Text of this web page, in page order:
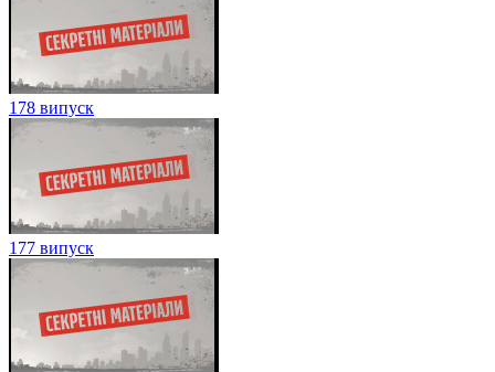
178 випуск
177 випуск